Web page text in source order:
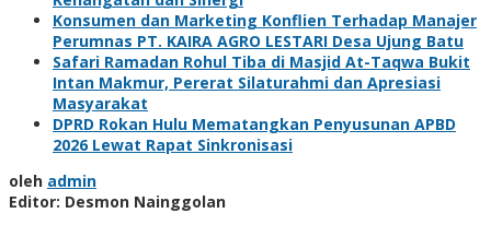
Konsumen dan Marketing Konflien Terhadap Manajer
Perumnas PT. KAIRA AGRO LESTARI Desa Ujung Batu
Safari Ramadan Rohul Tiba di Masjid At-Taqwa Bukit
Intan Makmur, Pererat Silaturahmi dan Apresiasi
Masyarakat
DPRD Rokan Hulu Mematangkan Penyusunan APBD
2026 Lewat Rapat Sinkronisasi
oleh admin
Editor: Desmon Nainggolan